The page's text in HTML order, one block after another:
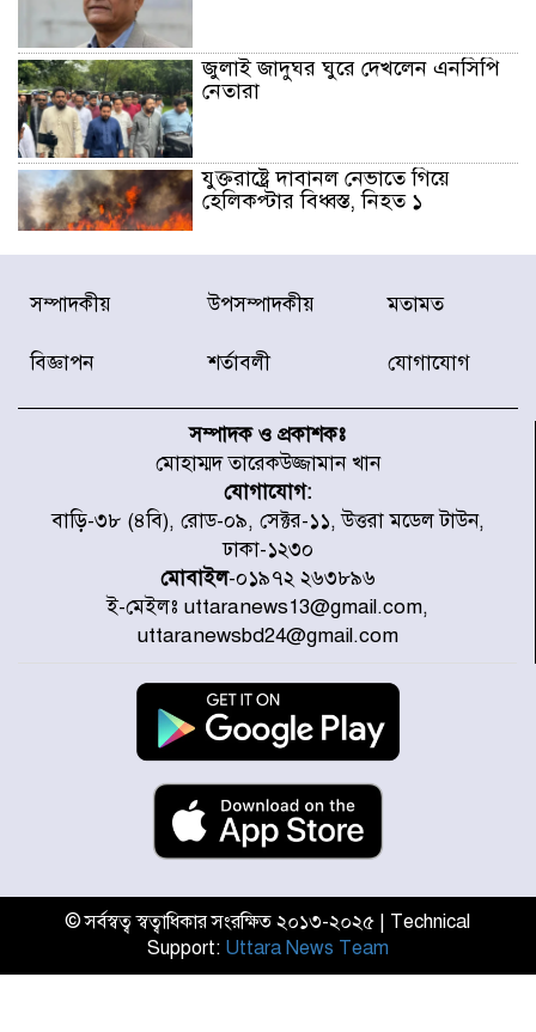
জুলাই জাদুঘর ঘুরে দেখলেন এনসিপি
নেতারা
যুক্তরাষ্ট্রে দাবানল নেভাতে গিয়ে
হেলিকপ্টার বিধ্বস্ত, নিহত ১
মজুদদারের সর্বোচ্চ শাস্তি মৃত্যুদণ্ড, তাই
ভেবে মজুদ করবেন : আইনমন্ত্রী
দায়িত্ব ও দায়বদ্ধতা II – মং এ খেন
মংমং
যৌথ প্রতিরক্ষা চুক্তি স্বাক্ষর করেছে
সৌদি-তুরস্ক-পাকিস্তান
সাড়ে ৭ ঘণ্টা পর ঢাকা-ময়মনসিংহ
রুটে ট্রেন চলাচল স্বাভাবিক
ইনফান্তিনোকে নরওয়ে ফুটবল প্রধানের
আল্টিমেটাম
দেশে ভারি বৃষ্টির সতর্কবার্তা, ১০
জেলায় বন্যার পূর্বাভাস
৫৩ নং ওয়ার্ডের সড়কে নেমপ্লেট
স্থাপনের উদ্যোগ চান মিয়া ব্যাপারীর
সম্পাদকীয় উপসম্পাদকীয় মতামত
বিজ্ঞাপন শর্তাবলী যোগাযোগ
সম্পাদক ও প্রকাশকঃ
মোহাম্মদ তারেকউজ্জামান খান
যোগাযোগ:
বাড়ি-৩৮ (৪বি), রোড-০৯, সেক্টর-১১, উত্তরা মডেল টাউন,
ঢাকা-১২৩০
মোবাইল-০১৯৭২ ২৬৩৮৯৬
ই-মেইলঃ uttaranews13@gmail.com,
uttaranewsbd24@gmail.com
© সর্বস্বত্ব স্বত্বাধিকার সংরক্ষিত ২০১৩-২০২৫ | Technical
Support: Uttara News Team